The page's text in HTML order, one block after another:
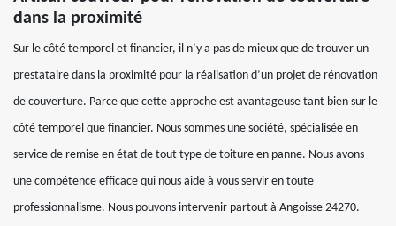
dans la proximité
Sur le côté temporel et financier, il n’y a pas de mieux que de trouver un
prestataire dans la proximité pour la réalisation d’un projet de rénovation
de couverture. Parce que cette approche est avantageuse tant bien sur le
côté temporel que financier. Nous sommes une société, spécialisée en
service de remise en état de tout type de toiture en panne. Nous avons
une compétence efficace qui nous aide à vous servir en toute
professionnalisme. Nous pouvons intervenir partout à Angoisse 24270.